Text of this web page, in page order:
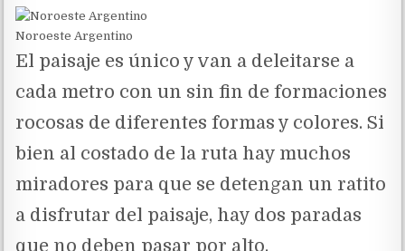
Noroeste Argentino
El paisaje es único y van a deleitarse a
cada metro con un sin fin de formaciones
rocosas de diferentes formas y colores. Si
bien al costado de la ruta hay muchos
miradores para que se detengan un ratito
a disfrutar del paisaje, hay dos paradas
que no deben pasar por alto.